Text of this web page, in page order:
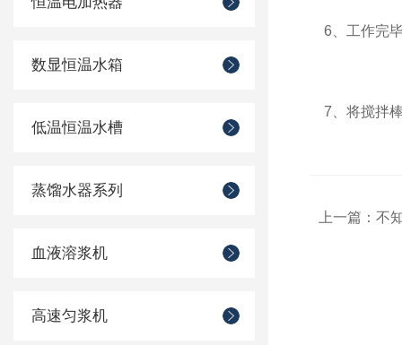
数显恒温水箱
低温恒温水槽
蒸馏水器系列
血液溶浆机
高速匀浆机
6、工作完毕
7、将搅拌
上一篇： 不